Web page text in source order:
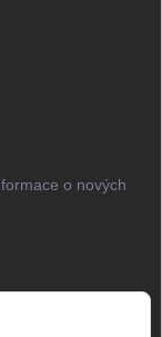
o nových